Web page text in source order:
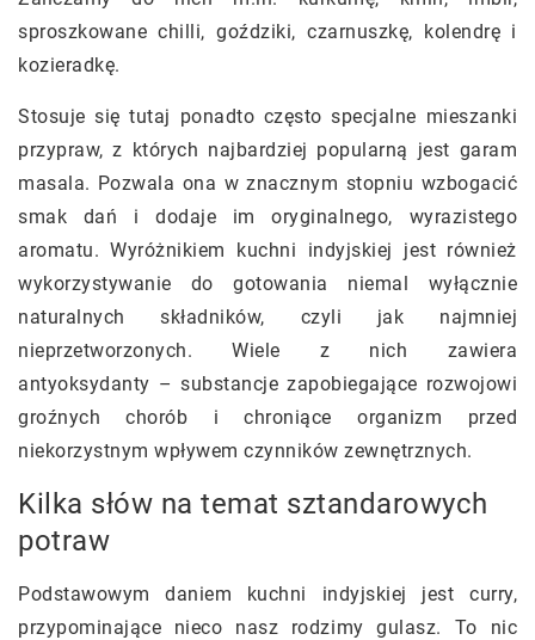
sproszkowane chilli, goździki, czarnuszkę, kolendrę i
kozieradkę.
Stosuje się tutaj ponadto często specjalne mieszanki
przypraw, z których najbardziej popularną jest garam
masala. Pozwala ona w znacznym stopniu wzbogacić
smak dań i dodaje im oryginalnego, wyrazistego
aromatu. Wyróżnikiem kuchni indyjskiej jest również
wykorzystywanie do gotowania niemal wyłącznie
naturalnych składników, czyli jak najmniej
nieprzetworzonych. Wiele z nich zawiera
antyoksydanty – substancje zapobiegające rozwojowi
groźnych chorób i chroniące organizm przed
niekorzystnym wpływem czynników zewnętrznych.
Kilka słów na temat sztandarowych
potraw
Podstawowym daniem kuchni indyjskiej jest curry,
przypominające nieco nasz rodzimy gulasz. To nic